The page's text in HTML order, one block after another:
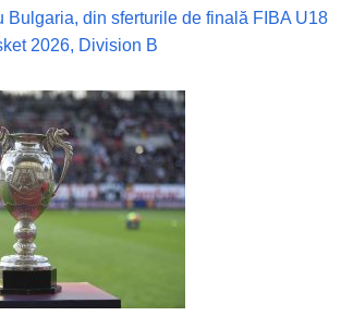
Bulgaria, din sferturile de finală FIBA U18
2026, Division B